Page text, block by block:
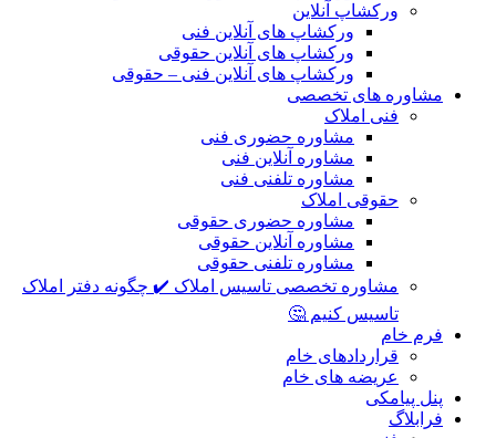
ورکشاپ آنلاین
ورکشاپ های آنلاین فنی
ورکشاپ های آنلاین حقوقی
ورکشاپ های آنلاین فنی – حقوقی
مشاوره های تخصصی
فنی املاک
مشاوره حضوری فنی
مشاوره آنلاین فنی
مشاوره تلفنی فنی
حقوقی املاک
مشاوره حضوری حقوقی
مشاوره آنلاین حقوقی
مشاوره تلفنی حقوقی
مشاوره تخصصی تاسیس املاک ✔️ چگونه دفتر املاک
تاسیس کنیم 🤔
فرم خام
قراردادهای خام
عریضه های خام
پنل پیامکی
فرابلاگ